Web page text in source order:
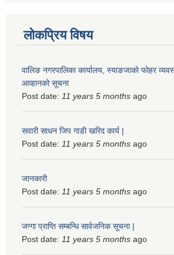
लोकप्रिय विषय
वालिङ नगरपालिका कार्यालय, स्याङजाको फोहर
आव्हानको सूचना
Post date: 11 years 5 months ago
सवारी साधन जिप गाडी खरिद कार्य |
Post date: 11 years 5 months ago
जानकारी
Post date: 11 years 5 months ago
जग्गा प्राप्ति सम्बन्धि सार्वजनिक सूचना |
Post date: 11 years 5 months ago